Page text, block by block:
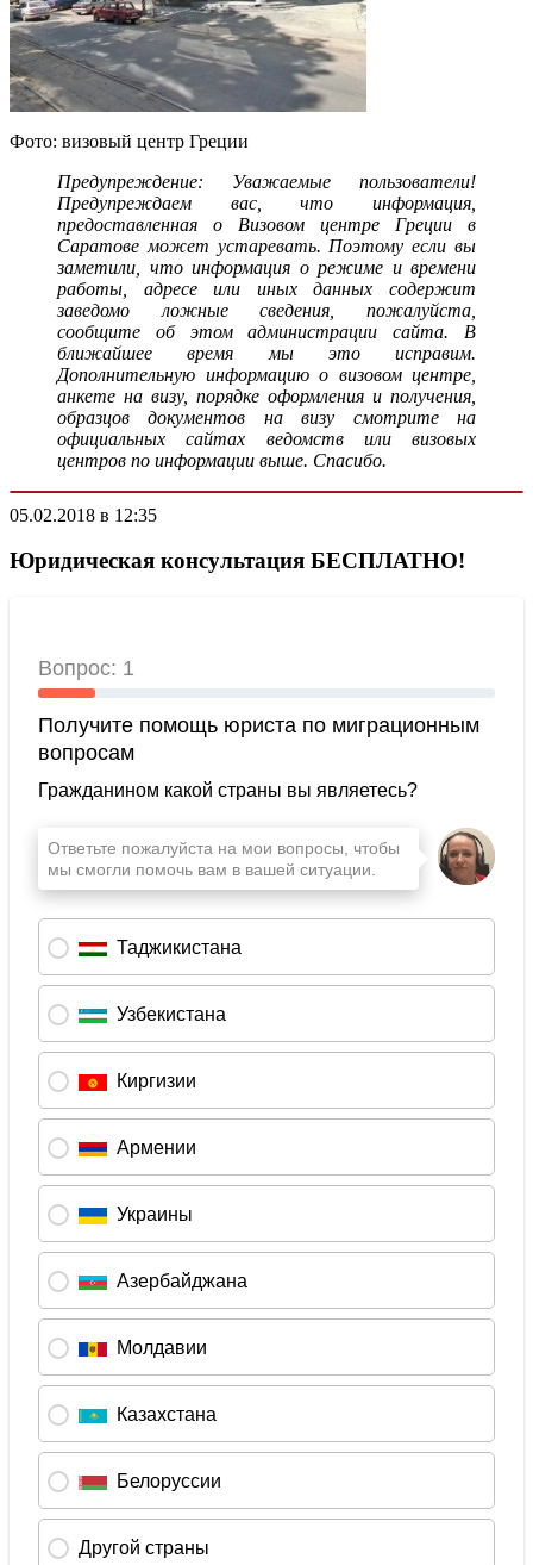
Фото: визовый центр Греции
Предупреждение: Уважаемые пользователи!
Предупреждаем вас, что информация,
предоставленная о Визовом центре Греции в
Саратове может устаревать. Поэтому если вы
заметили, что информация о режиме и времени
работы, адресе или иных данных содержит
заведомо ложные сведения, пожалуйста,
сообщите об этом администрации сайта. В
ближайшее время мы это исправим.
Дополнительную информацию о визовом центре,
анкете на визу, порядке оформления и получения,
образцов документов на визу смотрите на
официальных сайтах ведомств или визовых
центров по информации выше. Спасибо.
05.02.2018 в 12:35
Юридическая консультация БЕСПЛАТНО!